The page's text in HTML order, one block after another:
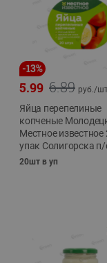
-13%
6.89
5.99 руб./
Яйца перепелиные
копченые
Местное известное
упак Солигорска
20шт в уп